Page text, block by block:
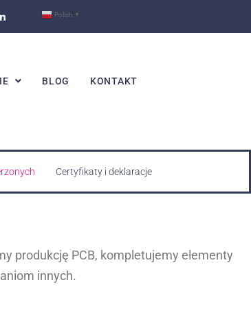
Polish ▼
BLOG KONTAKT
Certyfikaty i deklaracje
produkcję PCB, kompletujemy elementy
innych.